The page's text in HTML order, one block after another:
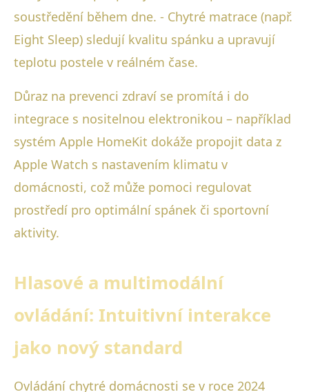
soustředění během dne. - Chytré matrace (např.
Eight Sleep) sledují kvalitu spánku a upravují
teplotu postele v reálném čase.
Důraz na prevenci zdraví se promítá i do
integrace s nositelnou elektronikou – například
systém Apple HomeKit dokáže propojit data z
Apple Watch s nastavením klimatu v
domácnosti, což může pomoci regulovat
prostředí pro optimální spánek či sportovní
aktivity.
Hlasové a multimodální
ovládání: Intuitivní interakce
jako nový standard
Ovládání chytré domácnosti se v roce 2024